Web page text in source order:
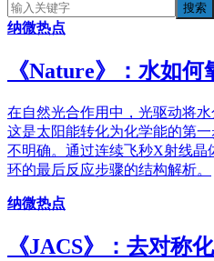
纳微热点
《​Nature》：水如何
在自然光合作用中，光驱动将
这是太阳能转化为化学能的第
不明确。通过连续飞秒X射线
环的最后反应步骤的结构解析。
纳微热点
《JACS》：去对称